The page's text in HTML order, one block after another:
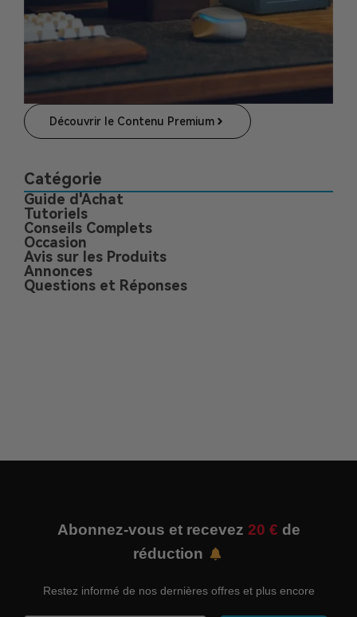
Découvrir le Contenu Premium
Catégorie
Guide d'Achat
Tutoriels
Conseils Complets
Occasion
Avis sur les Produits
Annonces
Questions et Réponses
Abonnez-vous et recevez 20 € de
réduction
Restez informé de nos dernières offres et plus encore